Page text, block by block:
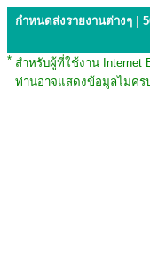
กำหนดส่งรายงานต่างๆ
* สำหรับผู้ที่ใช้งาน Internet
ท่านอาจแสดงข้อมูลไม่คร